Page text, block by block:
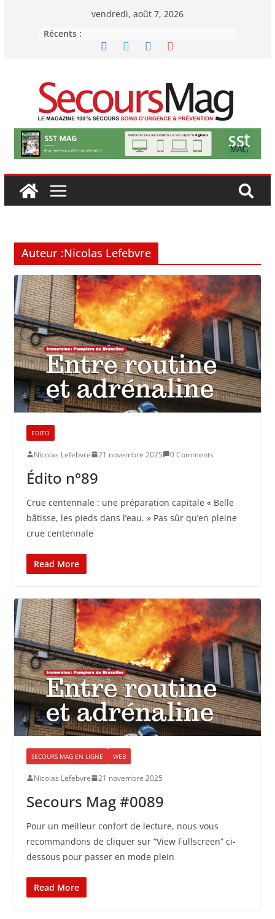
vendredi, août 7, 2026
Récents :
Auteur :Nicolas Lefebvre
EDITO
Nicolas Lefebvre 21 novembre 2025 0 Comments
Édito n°89
Crue centennale : une préparation capitale « Belle
bâtisse, les pieds dans l’eau. » Pas sûr qu’en pleine
crue centennale
Read More
SECOURS MAG EN LIGNE WEB
Nicolas Lefebvre 21 novembre 2025
Secours Mag #0089
Pour un meilleur confort de lecture, nous vous
recommandons de cliquer sur “View Fullscreen” ci-
dessous pour passer en mode plein
Read More